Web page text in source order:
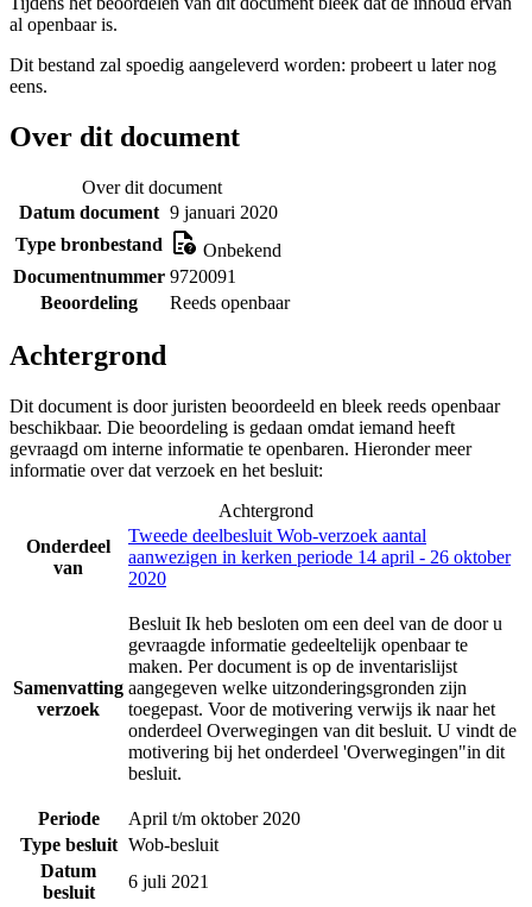
al openbaar is.
Dit bestand zal spoedig aangeleverd worden: probeert u later nog
eens.
Over dit document
Over dit document
Datum document 9 januari 2020
Type bronbestand
Onbekend
Documentnummer 9720091
Beoordeling
Reeds openbaar
Achtergrond
Dit document is door juristen beoordeeld en bleek reeds openbaar
beschikbaar. Die beoordeling is gedaan omdat iemand heeft
gevraagd om interne informatie te openbaren. Hieronder meer
informatie over dat verzoek en het besluit:
Achtergrond
Onderdeel
van
Tweede deelbesluit Wob-verzoek aantal
aanwezigen in kerken periode 14 april - 26 oktober
2020
Samenvatting
verzoek
Besluit Ik heb besloten om een deel van de door u
gevraagde informatie gedeeltelijk openbaar te
maken. Per document is op de inventarislijst
aangegeven welke uitzonderingsgronden zijn
toegepast. Voor de motivering verwijs ik naar het
onderdeel Overwegingen van dit besluit. U vindt de
motivering bij het onderdeel 'Overwegingen"in dit
besluit.
Periode
April t/m oktober 2020
Type besluit Wob-besluit
Datum
besluit
6 juli 2021